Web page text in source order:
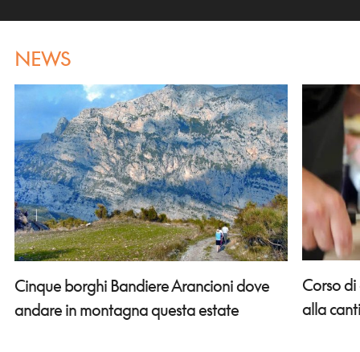
NEWS
Cinque borghi Bandiere Arancioni dove
andare in montagna questa estate
Corso
alla